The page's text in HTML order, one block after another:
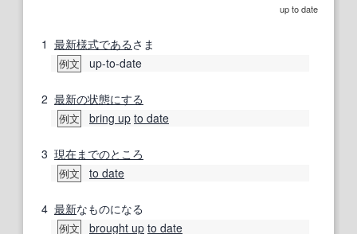
up to date
1 最新様式であるさま
例文 up-to-date
2 最新の状態にする
例文 bring up to date
3 現在までのところ
例文 to date
4 最新なものになる
例文 brought up to date